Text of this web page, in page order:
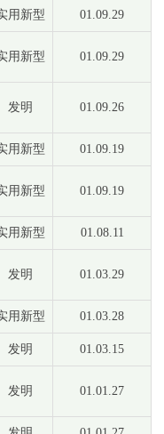
用新型 01.09.29
用新型 01.09.29
发明 01.09.26
用新型 01.09.19
用新型 01.09.19
用新型 01.08.11
发明 01.03.29
用新型 01.03.28
发明 01.03.15
发明 01.01.27